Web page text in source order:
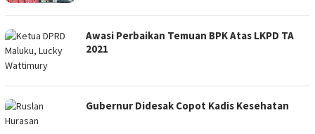
Awasi Perbaikan Temuan BPK Atas LKPD TA
2021
Gubernur Didesak Copot Kadis Kesehatan